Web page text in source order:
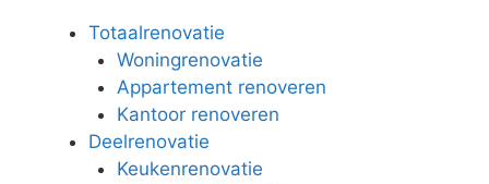
Totaalrenovatie
Woningrenovatie
Appartement renoveren
Kantoor renoveren
Deelrenovatie
Keukenrenovatie